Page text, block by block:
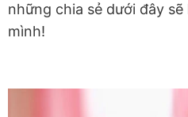
những chia sẻ dưới đây
mình!